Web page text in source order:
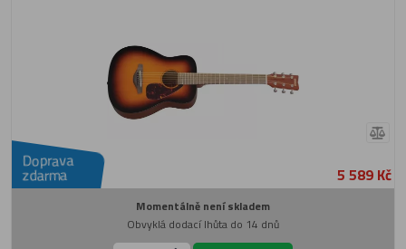
Doprava
zdarma 5 589 Kč
Momentálně není skladem
Obvyklá dodací lhůta do 14 dnů